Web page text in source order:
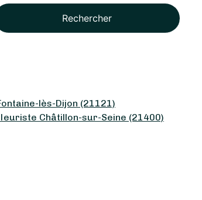
Rechercher
lès-Dijon (21121)
Châtillon-sur-Seine (21400)